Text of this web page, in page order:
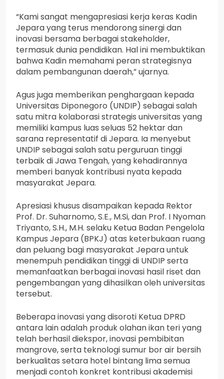
“Kami sangat mengapresiasi kerja keras Kadin
Jepara yang terus mendorong sinergi dan
inovasi bersama berbagai stakeholder,
termasuk dunia pendidikan. Hal ini membuktikan
bahwa Kadin memahami peran strategisnya
dalam pembangunan daerah,” ujarnya.
Agus juga memberikan penghargaan kepada
Universitas Diponegoro (UNDIP) sebagai salah
satu mitra kolaborasi strategis universitas yang
memiliki kampus luas seluas 52 hektar dan
sarana representatif di Jepara. Ia menyebut
UNDIP sebagai salah satu perguruan tinggi
terbaik di Jawa Tengah, yang kehadirannya
memberi banyak kontribusi nyata kepada
masyarakat Jepara.
Apresiasi khusus disampaikan kepada Rektor
Prof. Dr. Suharnomo, S.E., M.Si, dan Prof. I Nyoman
Triyanto, S.H., M.H. selaku Ketua Badan Pengelola
Kampus Jepara (BPKJ) atas keterbukaan ruang
dan peluang bagi masyarakat Jepara untuk
menempuh pendidikan tinggi di UNDIP serta
memanfaatkan berbagai inovasi hasil riset dan
pengembangan yang dihasilkan oleh universitas
tersebut.
Beberapa inovasi yang disoroti Ketua DPRD
antara lain adalah produk olahan ikan teri yang
telah berhasil diekspor, inovasi pembibitan
mangrove, serta teknologi sumur bor air bersih
berkualitas setara hotel bintang lima semua
menjadi contoh konkret kontribusi akademisi